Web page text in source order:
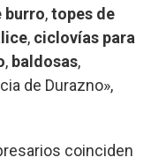
burro,topes de
, ciclovías para
, baldosas,
de Durazno»,
coinciden